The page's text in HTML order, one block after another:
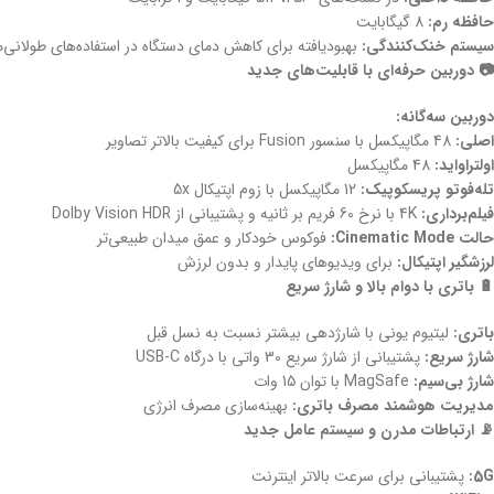
حافظه رم:
سیستم خنک‌کنندگی: بهبودیافته برای کاهش دمای دستگاه در استفاده‌های
📷 دوربین حرفه‌ای با قابلیت‌های جدید
دوربین سه‌گانه:
اصلی:
اولتراواید:
تله‌فوتو پریسکوپیک:
فیلم‌برداری:
حالت Cinematic Mode:
فوکوس خودکار و عمق میدان طبیعی‌تر
لرزشگیر اپتیکال: برای ویدیوهای پایدار و بدون لرزش
🔋 باتری با دوام بالا و شارژ سریع
باتری: لیتیوم یونی با شارژدهی بیشتر نسبت به نسل قبل
شارژ سریع: پشتیبانی از شارژ سریع 30 واتی با درگاه USB-C
شارژ بی‌سیم:
مدیریت هوشمند مصرف باتری: بهینه‌سازی مصرف انرژی
📡 ارتباطات مدرن و سیستم عامل جدید
5G: پشتیبانی برای سرعت بالاتر اینترنت